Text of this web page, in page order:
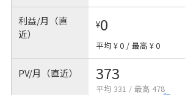
利益/月（直
近）
¥0
平均 ¥ 0 / 最高 ¥ 0
PV/月（直近） 373
平均 331 / 最高 478